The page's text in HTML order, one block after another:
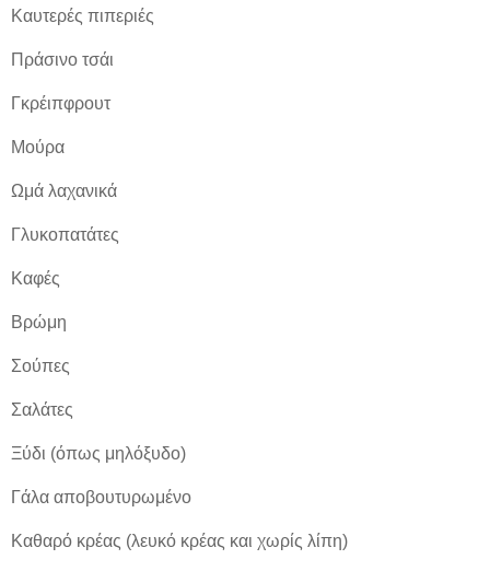
Καυτερές πιπεριές
Πράσινο τσάι
Γκρέιπφρουτ
Μούρα
Ωμά λαχανικά
Γλυκοπατάτες
Καφές
Βρώμη
Σούπες
Σαλάτες
Ξύδι (όπως μηλόξυδο)
Γάλα αποβουτυρωμένο
Καθαρό κρέας (λευκό κρέας και χωρίς λίπη)